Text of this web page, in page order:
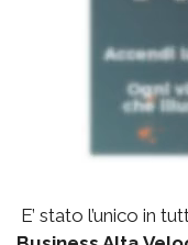
E’ stato l’unico in